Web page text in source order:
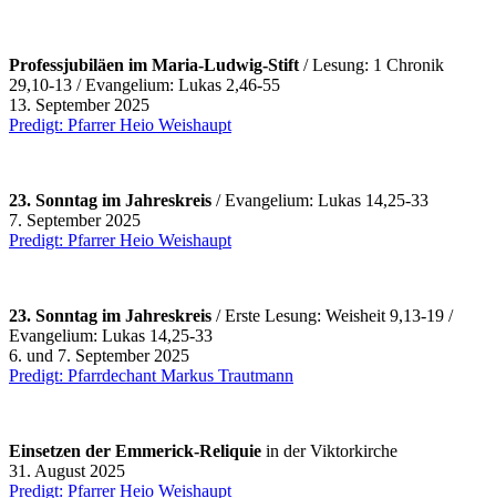
Professjubiläen im Maria-Ludwig-Stift / Lesung: 1 Chronik
29,10-13 / Evangelium: Lukas 2,46-55
13. September 2025
Predigt: Pfarrer Heio Weishaupt
23. Sonntag im Jahreskreis / Evangelium: Lukas 14,25-33
7. September 2025
Predigt: Pfarrer Heio Weishaupt
23. Sonntag im Jahreskreis / Erste Lesung: Weisheit 9,13-19 /
Evangelium: Lukas 14,25-33
6. und 7. September 2025
Predigt: Pfarrdechant Markus Trautmann
Einsetzen der Emmerick-Reliquie in der Viktorkirche
31. August 2025
Predigt: Pfarrer Heio Weishaupt